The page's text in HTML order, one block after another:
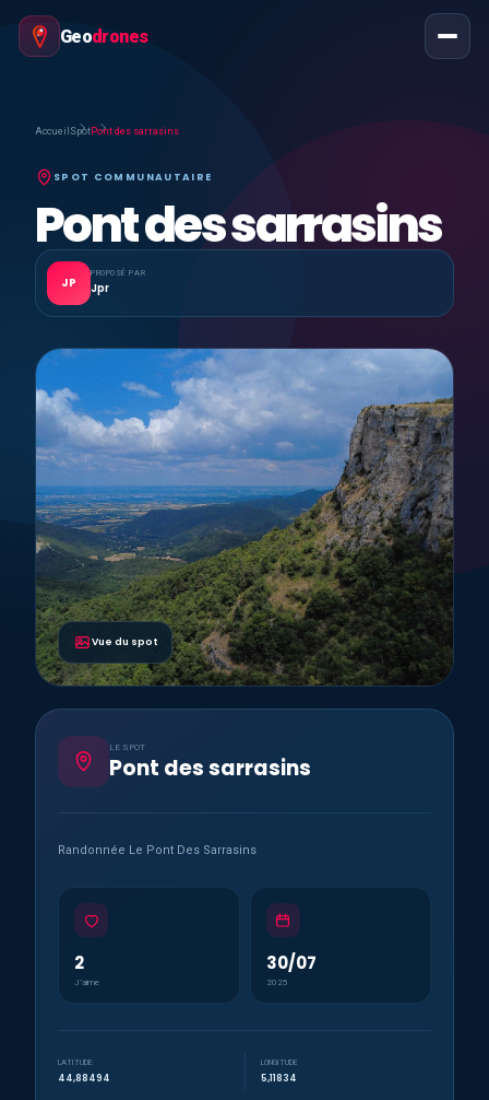
Geodrones
Accueil SpotPont des sarrasins
SPOT COMMUNAUTAIRE
Pont des sarrasins
JP
PROPOSÉ PAR
Jpr
Vue du spot
LE SPOT
Pont des sarrasins
Randonnée Le Pont Des Sarrasins
2
J’aime
30/07
2025
LATITUDE
44,88494
LONGITUDE
5,11834